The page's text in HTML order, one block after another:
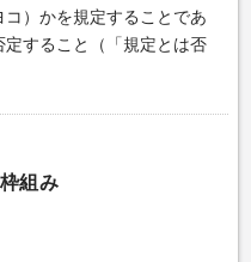
）かを規定することであ
すること（「規定とは否
組み